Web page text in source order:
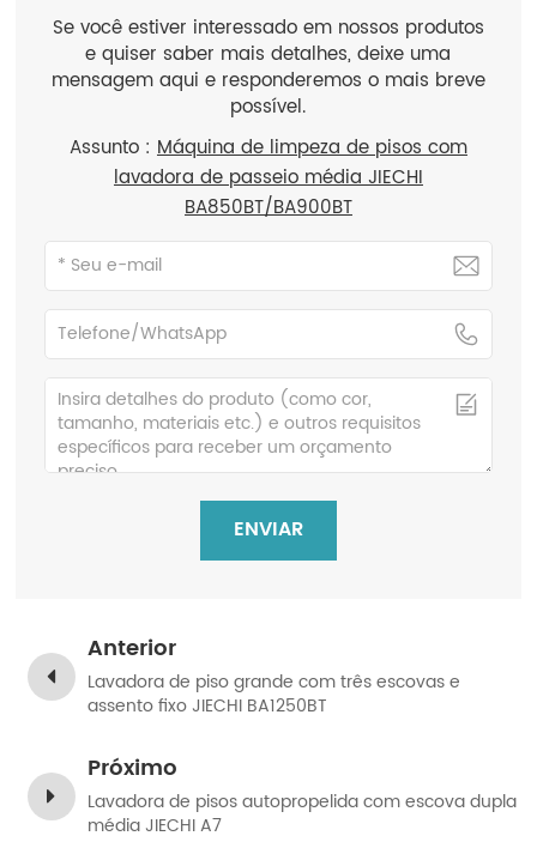
Se você estiver interessado em nossos produtos
e quiser saber mais detalhes, deixe uma
mensagem aqui e responderemos o mais breve
possível.
Assunto : Máquina de limpeza de pisos com
lavadora de passeio média JIECHI
BA850BT/BA900BT
ENVIAR
Anterior
Lavadora de piso grande com três escovas e
assento fixo JIECHI BA1250BT
Próximo
Lavadora de pisos autopropelida com escova dupla
média JIECHI A7